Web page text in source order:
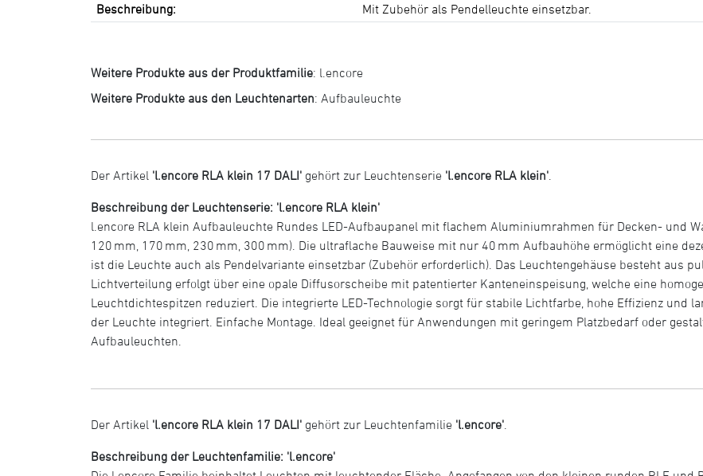
Beschreibung:
Mit Zubehör als Pendelleuchte einsetzbar.
Weitere Produkte aus der Produktfamilie: l.encore
Weitere Produkte aus den Leuchtenarten: Aufbauleuchte
Der Artikel 'l.encore RLA klein 17 DALI' gehört zur Leuchtenserie 'l.encore RLA klein'
Beschreibung der Leuchtenserie: 'l.encore RLA klein'
l.encore RLA klein Aufbauleuchte Rundes LED-Aufbaupanel mit flachem Aluminiumrahmen für Decken- und
120 mm, 170 mm, 230 mm, 300 mm). Die ultraflache Bauweise mit nur 40 mm Aufbauhöhe ermöglicht eine
ist die Leuchte auch als Pendelvariante einsetzbar (Zubehör erforderlich). Das Leuchtengehäuse besteht aus
Lichtverteilung erfolgt über eine opale Diffusorscheibe mit patentierter Kanteneinspeisung, welche eine
Leuchtdichtespitzen reduziert. Die integrierte LED-Technologie sorgt für stabile Lichtfarbe, hohe Effizienz und
der Leuchte integriert. Einfache Montage. Ideal geeignet für Anwendungen mit geringem Platzbedarf oder
Aufbauleuchten.
Der Artikel 'l.encore RLA klein 17 DALI' gehört zur Leuchtenfamilie 'l.encore'
Beschreibung der Leuchtenfamilie: 'l.encore'